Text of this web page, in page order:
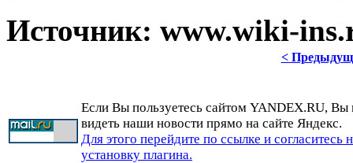
Источник: www.wiki-
<
Если Вы пользуетесь сайтом YANDEX.RU, Вы
видеть наши новости прямо на сайте Яндекс.
Для этого перейдите по ссылке и согласитесь
установку плагина.